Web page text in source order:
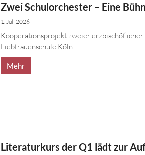
Zwei Schulorchester – Eine
1. Juli 2026
Kooperationsprojekt zweier erzbischöflicher
Liebfrauenschule Köln
Mehr
Literaturkurs der Q1 lädt zur